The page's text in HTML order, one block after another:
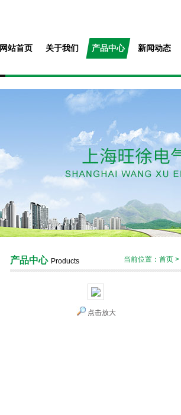
网站首页 关于我们 产品中心 新闻动态
产品中心 Products 当前位置： 首页 >
点击放大